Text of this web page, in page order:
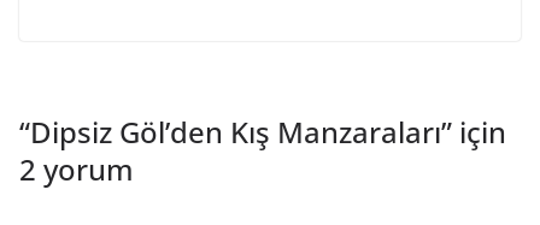
“Dipsiz Göl’den Kış Manzaraları” için
2 yorum